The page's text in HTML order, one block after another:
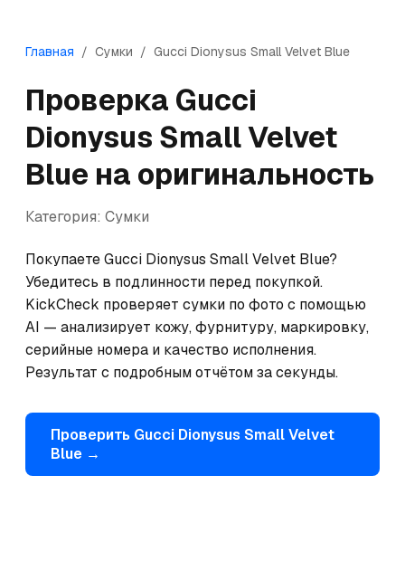
Главная / Сумки / Gucci Dionysus Small Velvet Blue
Проверка Gucci
Dionysus Small Velvet
Blue на оригинальность
Категория: Сумки
Покупаете Gucci Dionysus Small Velvet Blue?
Убедитесь в подлинности перед покупкой.
KickCheck проверяет сумки по фото с помощью
AI — анализирует кожу, фурнитуру, маркировку,
серийные номера и качество исполнения.
Результат с подробным отчётом за секунды.
Проверить Gucci Dionysus Small Velvet
Blue →